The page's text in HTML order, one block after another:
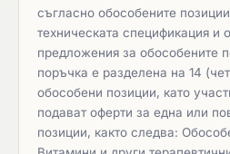
съгласно обособените
техническата спецификация и
предложения за обособените
поръчка е разделена на 14
обособени позиции, като
подават оферти за една или
позиции, както следва: